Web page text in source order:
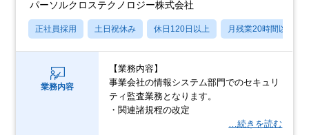
パーソルクロステクノロジー株式会社
正社員採用 土日祝休み 休日120日以上 月残業20時間以内
業務内容
【業務内容】
事業会社の情報システム部門でのセキュリ
ティ監査業務となります。
・関連諸規程の改定
…続きを読む